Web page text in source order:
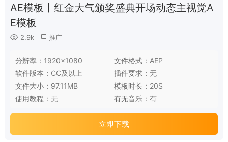
AE模板丨红金大气颁奖盛典开场动态主视觉A
E模板
2.9k 推广
分辨率： 1920×1080 文件格式： AEP
软件版本： CC及以上 插件要求： 无
文件大小： 97.11MB 模板时长： 20S
使用教程： 无 有无音乐： 有
立即下载